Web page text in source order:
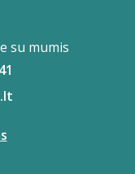
su mumis